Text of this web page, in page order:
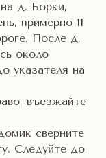
д. Борки,
примерно 11
После д.
около
указателя на
въезжайте
сверните
Следуйте до